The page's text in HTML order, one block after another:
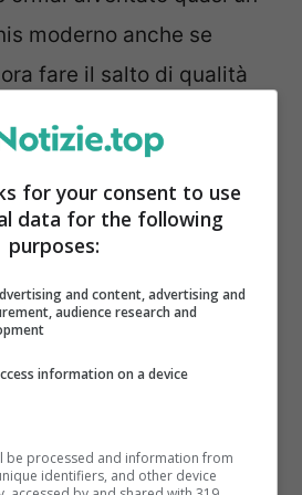
moderno anche se
fare il salto di qualità
campi. Anche se
gli scontri diretti sono a
e l’ultimo è stato vinto
a questo 2023 le
e, quindi, la terza
ad essere quella
in precedenza,
for your consent to use
data for the following
purposes:
and content, advertising and
audience research and
information on a device
be processed and information from
identifiers, and other device